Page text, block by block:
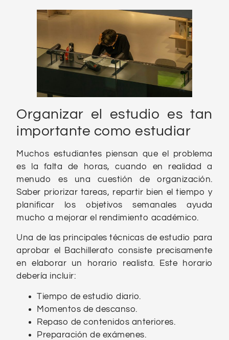
Organizar el estudio es tan
importante como estudiar
Muchos estudiantes piensan que el problema
es la falta de horas, cuando en realidad a
menudo es una cuestión de organización.
Saber priorizar tareas, repartir bien el tiempo y
planificar los objetivos semanales ayuda
mucho a mejorar el rendimiento académico.
Una de las principales técnicas de estudio para
aprobar el Bachillerato consiste precisamente
en elaborar un horario realista. Este horario
debería incluir:
Tiempo de estudio diario.
Momentos de descanso.
Repaso de contenidos anteriores.
Preparación de exámenes.